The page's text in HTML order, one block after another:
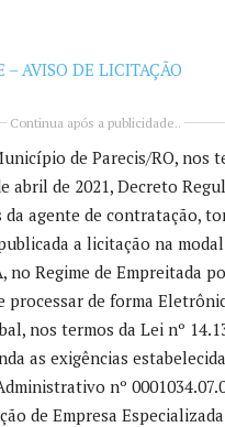
AVISO DE LICITAÇÃO
Continua após a publicidade..
de Parecis/RO, nos
abril de 2021, Decreto
da agente de contratação,
a licitação na
no Regime de Empreitada
processar de forma
nos termos da Lei nº
as exigências
nº
de Empresa